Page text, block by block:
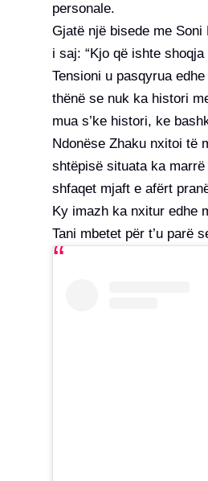
personale.
Gjatë një bisede me
i saj: “Kjo që ishte
Tensioni u pasqyrua
thënë se nuk ka histori
mua s’ke histori, ke
Ndonëse Zhaku nxitoi të
shtëpisë situata ka
shfaqet mjaft e afërt
Ky imazh ka nxitur edhe
Tani mbetet për t’u parë